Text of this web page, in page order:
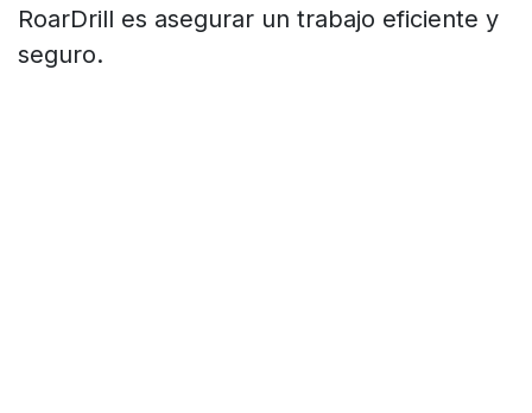
RoarDrill es asegurar un trabajo eficiente y
seguro.